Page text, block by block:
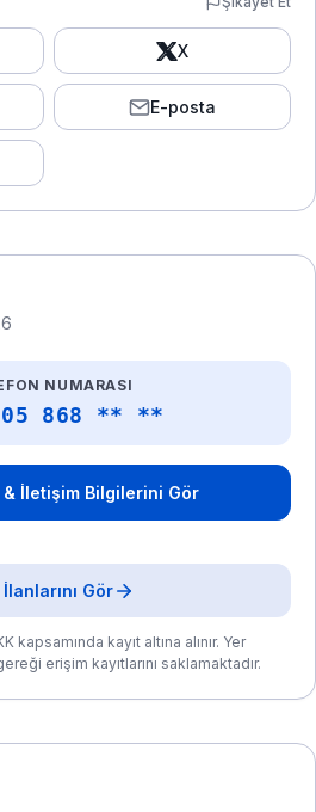
X
E-posta
NUMARASI
868 ** **
& İletişim Bilgilerini Gör
Gör
kayıt altına alınır. Yer
erişim kayıtlarını saklamaktadır.